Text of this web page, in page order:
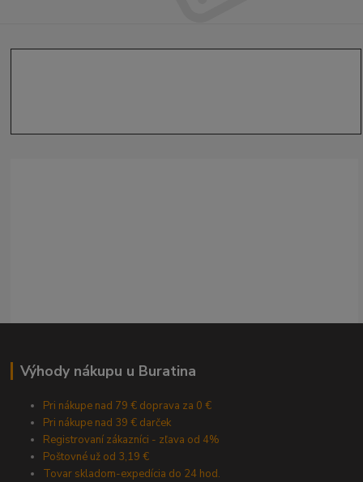
Výhody nákupu u Buratina
Pri nákupe nad 79 € doprava za 0 €
Pri nákupe nad 39 € darček
Registrovaní zákazníci - zľava od 4%
Poštovné už od 3,19 €
Tovar skladom-expedícia do 24 hod.